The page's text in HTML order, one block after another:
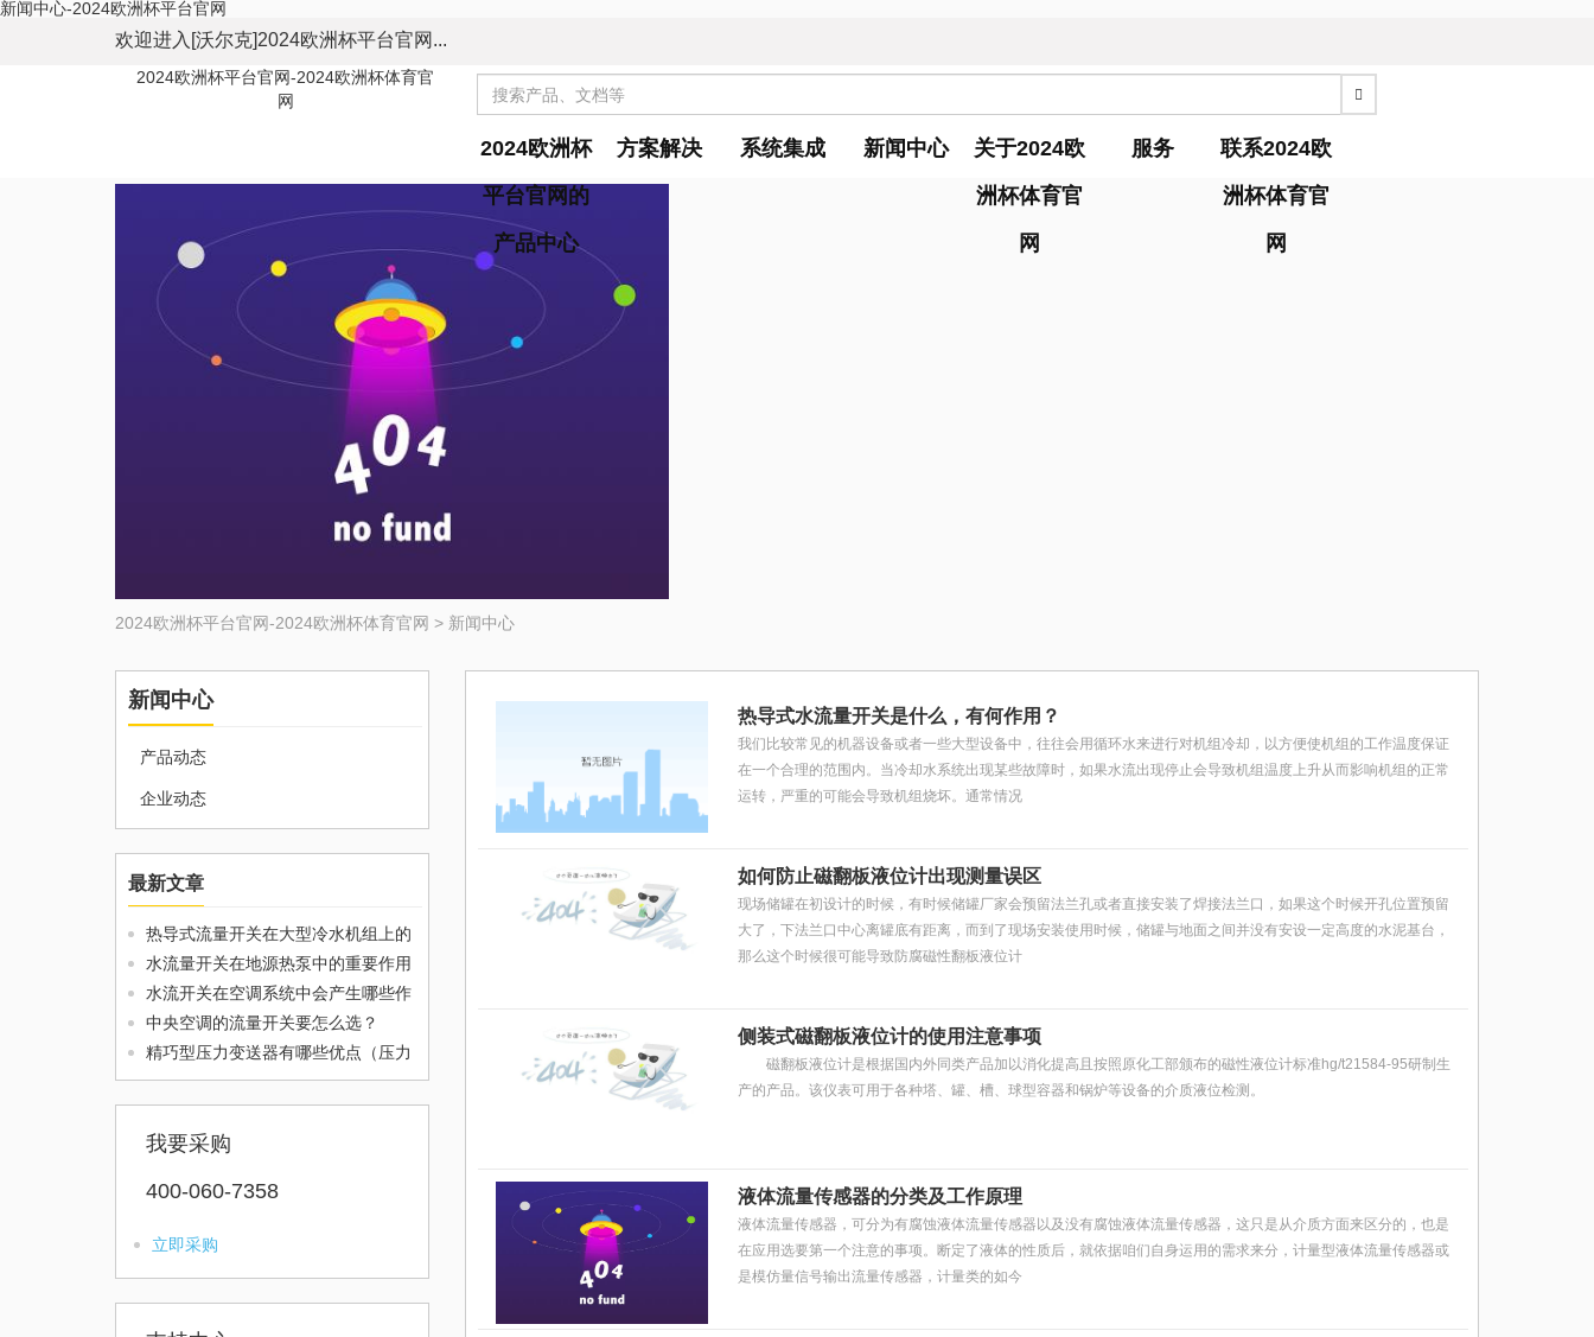
新闻中心-2024欧洲杯平台官网
欢迎进入[沃尔克]2024欧洲杯平台官网...
2024欧洲杯平台官网-2024欧洲杯体育官
网
2024欧洲杯
平台官网的
产品中心
方案解决 系统集成 新闻中心
关于2024欧
洲杯体育官
网
服务
联系2024欧
洲杯体育官
网
2024欧洲杯平台官网-2024欧洲杯体育官网 > 新闻中心
新闻中心
产品动态
企业动态
最新文章
热导式流量开关在大型冷水机组上的
水流量开关在地源热泵中的重要作用
水流开关在空调系统中会产生哪些作
中央空调的流量开关要怎么选？
精巧型压力变送器有哪些优点（压力
我要采购
400-060-7358
立即采购
热导式水流量开关是什么，有何作用？
我们比较常见的机器设备或者一些大型设备中，往往会用循环水来进行对机组冷却，以方便使机组的工作温度保证
在一个合理的范围内。当冷却水系统出现某些故障时，如果水流出现停止会导致机组温度上升从而影响机组的正常
运转，严重的可能会导致机组烧坏。通常情况
如何防止磁翻板液位计出现测量误区
现场储罐在初设计的时候，有时候储罐厂家会预留法兰孔或者直接安装了焊接法兰口，如果这个时候开孔位置预留
大了，下法兰口中心离罐底有距离，而到了现场安装使用时候，储罐与地面之间并没有安设一定高度的水泥基台，
那么这个时候很可能导致防腐磁性翻板液位计
侧装式磁翻板液位计的使用注意事项
磁翻板液位计是根据国内外同类产品加以消化提高且按照原化工部颁布的磁性液位计标准hg/t21584-95研制生
产的产品。该仪表可用于各种塔、罐、槽、球型容器和锅炉等设备的介质液位检测。
液体流量传感器的分类及工作原理
液体流量传感器，可分为有腐蚀液体流量传感器以及没有腐蚀液体流量传感器，这只是从介质方面来区分的，也是
在应用选要第一个注意的事项。断定了液体的性质后，就依据咱们自身运用的需求来分，计量型液体流量传感器或
是模仿量信号输出流量传感器，计量类的如今